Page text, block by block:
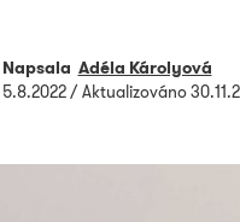
Napsala Adéla Károlyová
5.8.2022/ Aktualizováno